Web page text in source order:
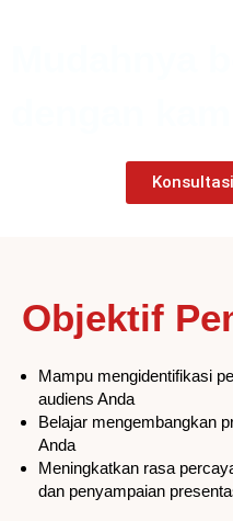
Objektif
Mampu mengidentifikasi
audiens Anda
Belajar mengembangkan
Anda
Meningkatkan rasa
dan penyampaian